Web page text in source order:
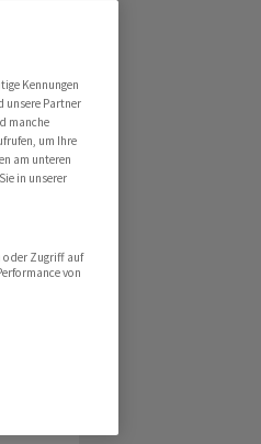
Kennungen
unsere Partner
manche
um Ihre
am unteren
in unserer
oder Zugriff auf
von